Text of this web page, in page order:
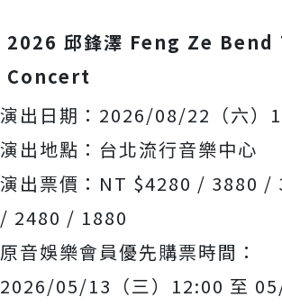
2026 邱鋒澤 Feng Ze
Concert
演出日期：2026/08/22（六）
演出地點：台北流行音樂中心
演出票價：NT $4280 / 3880 /
/ 2480 / 1880
原音娛樂會員優先購票時間：
2026/05/13（三）12:00 至